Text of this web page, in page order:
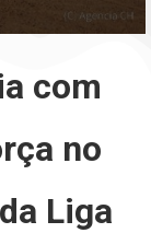
com
no
Liga